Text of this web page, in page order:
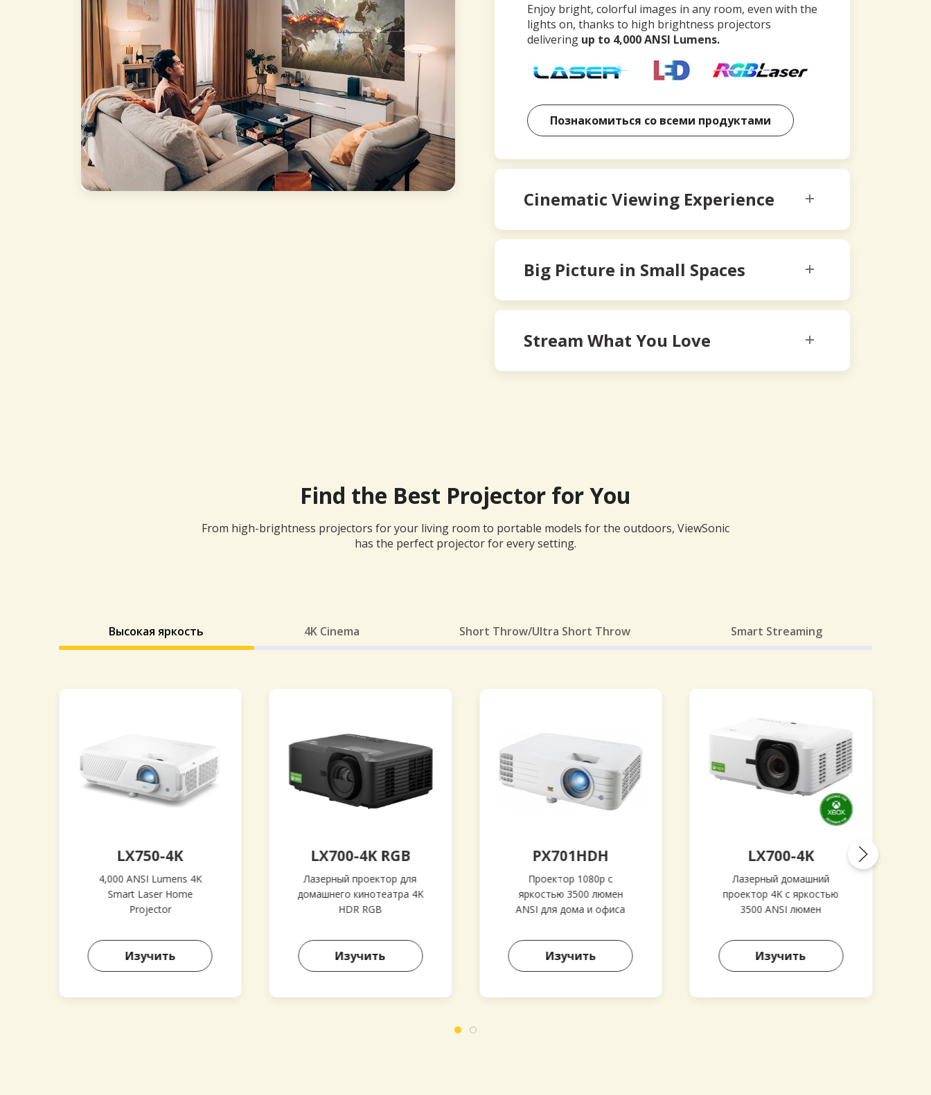
Enjoy bright, colorful images in any room, even with the
lights on, thanks to high brightness projectors
delivering up to 4,000 ANSI Lumens.
Познакомиться со всеми продуктами
Cinematic Viewing Experience
Big Picture in Small Spaces
Stream What You Love
Find the Best Projector for You
From high-brightness projectors for your living room to portable models for the outdoors, ViewSonic
has the perfect projector for every setting.
Высокая яркость 4K Cinema Short Throw/Ultra Short Throw Smart Streaming
LX750-4K
4,000 ANSI Lumens 4K
Smart Laser Home
Projector
Изучить
LX700-4K RGB
Лазерный проектор для
домашнего кинотеатра 4K
HDR RGB
Изучить
PX701HDH
Проектор 1080p с
яркостью 3500 люмен
ANSI для дома и офиса
Изучить
LX700-4K
Лазерный домашний
проектор 4K с яркостью
3500 ANSI люмен​
Изучить